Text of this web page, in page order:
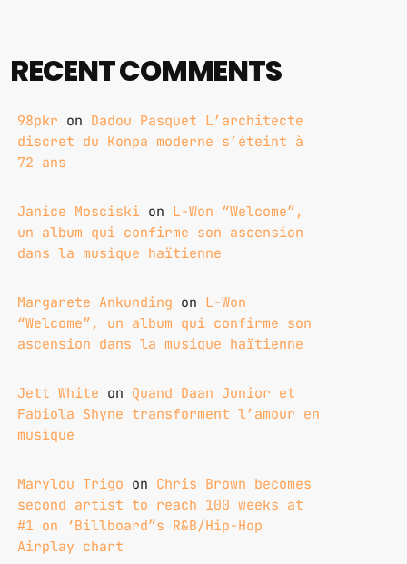
RECENT COMMENTS
98pkr on Dadou Pasquet L’architecte
discret du Konpa moderne s’éteint à
72 ans
Janice Mosciski on L-Won “Welcome”,
un album qui confirme son ascension
dans la musique haïtienne
Margarete Ankunding on L-Won
“Welcome”, un album qui confirme son
ascension dans la musique haïtienne
Jett White on Quand Daan Junior et
Fabiola Shyne transforment l’amour en
musique
Marylou Trigo on Chris Brown becomes
second artist to reach 100 weeks at
#1 on ‘Billboard”s R&B/Hip-Hop
Airplay chart